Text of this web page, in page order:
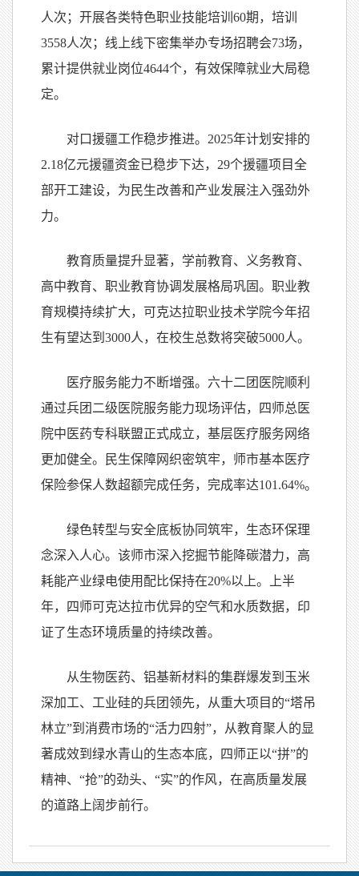
人次；开展各类特色职业技能培训60期，培训
3558人次；线上线下密集举办专场招聘会73场，
累计提供就业岗位4644个，有效保障就业大局稳
定。
对口援疆工作稳步推进。2025年计划安排的
2.18亿元援疆资金已稳步下达，29个援疆项目全
部开工建设，为民生改善和产业发展注入强劲外
力。
教育质量提升显著，学前教育、义务教育、
高中教育、职业教育协调发展格局巩固。职业教
育规模持续扩大，可克达拉职业技术学院今年招
生有望达到3000人，在校生总数将突破5000人。
医疗服务能力不断增强。六十二团医院顺利
通过兵团二级医院服务能力现场评估，四师总医
院中医药专科联盟正式成立，基层医疗服务网络
更加健全。民生保障网织密筑牢，师市基本医疗
保险参保人数超额完成任务，完成率达101.64%。
绿色转型与安全底板协同筑牢，生态环保理
念深入人心。该师市深入挖掘节能降碳潜力，高
耗能产业绿电使用配比保持在20%以上。上半
年，四师可克达拉市优异的空气和水质数据，印
证了生态环境质量的持续改善。
从生物医药、铝基新材料的集群爆发到玉米
深加工、工业硅的兵团领先，从重大项目的“塔吊
林立”到消费市场的“活力四射”，从教育聚人的显
著成效到绿水青山的生态本底，四师正以“拼”的
精神、“抢”的劲头、“实”的作风，在高质量发展
的道路上阔步前行。